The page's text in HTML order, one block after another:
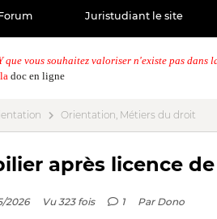
Juristudiant le site
vous souhaitez valoriser n'existe pas dans
doc en ligne
Orientation, Métiers du droit
après licence
2026 Vu 323 fois 1 Par Dono